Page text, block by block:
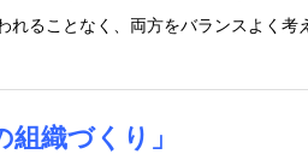
ることなく、両方をバランスよく考
織づくり」